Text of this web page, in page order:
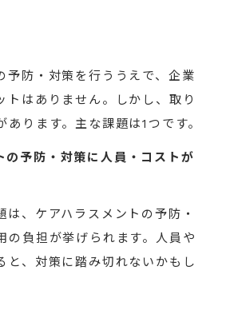
予防・対策を行ううえで、企業
トはありません。しかし、取り
あります。主な課題は1つです。
の予防・対策に人員・コストが
は、ケアハラスメントの予防・
の負担が挙げられます。人員や
と、対策に踏み切れないかもし